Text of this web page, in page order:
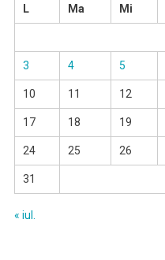
L
Ma Mi
3 4 5
10 11 12
17 18 19
24 25 26
31
« iul.